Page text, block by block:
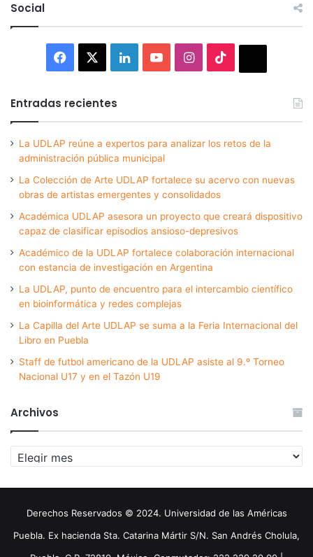
Social
Facebook LinkedInYouTubeInstagram
Entradas recientes
La UDLAP reúne a expertos para analizar los retos de la
administración pública municipal
La Colección de Arte UDLAP fortalece su acervo con nuevas
obras de artistas emergentes y consolidados
Académica UDLAP asesora un proyecto que creará dispositivo
capaz de clasificar episodios ansioso-depresivos
Académico de la UDLAP fortalece colaboración internacional
con estancia de investigación en Argentina
La UDLAP, punto de encuentro para el intercambio científico
en bioinformática y redes complejas
La Capilla del Arte UDLAP se suma a la Feria Internacional del
Libro en Puebla
Staff de futbol americano de la UDLAP asiste al 9.º Torneo
Nacional U17 y en el Tazón U19
Archivos
Archivos
Derechos Reservados © 2024. Universidad de las Américas
Puebla. Ex hacienda Sta. Catarina Mártir S/N. San Andrés Cholula,